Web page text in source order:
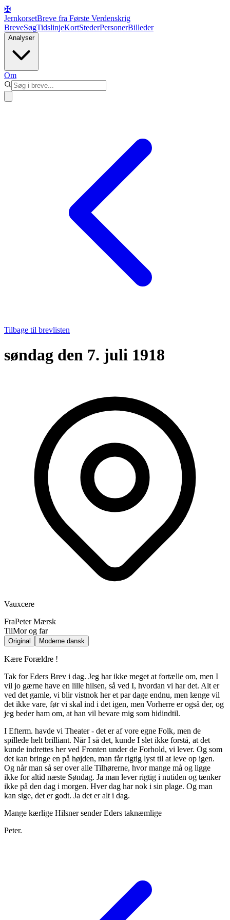
✠
JernkorsetBreve fra Første Verdenskrig
BreveSøgTidslinjeKortStederPersonerBilleder
Analyser
Om
Tilbage til brevlisten
søndag den 7. juli 1918
Vauxcere
FraPeter Mærsk
TilMor og far
Original Moderne dansk
Kære Forældre !
Tak for Eders Brev i dag. Jeg har ikke meget at fortælle om, men I
vil jo gærne have en lille hilsen, så ved I, hvordan vi har det. Alt er
ved det gamle, vi blir vistnok her et par dage endnu, men længe vil
det ikke vare, før vi skal ind i det igen, men Vorherre er også der, og
jeg beder ham om, at han vil bevare mig som hidindtil.
I Efterm. havde vi Theater - det er af vore egne Folk, men de
spillede helt brilliant. Når I så det, kunde I slet ikke forstå, at det
kunde indrettes her ved Fronten under de Forhold, vi lever. Og som
det kan bringe en på højden, man får rigtig lyst til at leve op igen.
Og når man så ser over alle Tilhørerne, hvor mange må og ligge
ikke for altid næste Søndag. Ja man lever rigtig i nutiden og tænker
ikke på den dag i morgen. Hver dag har nok i sin plage. Og man
kan sige, det er godt. Ja det er alt i dag.
Mange kærlige Hilsner sender Eders taknæmlige
Peter.